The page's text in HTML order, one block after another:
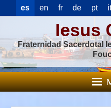
es en fr de pt it
Iesus
Fraternidad Sacerdotal